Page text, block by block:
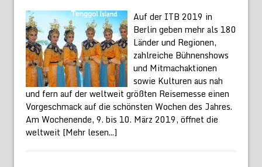
Auf der ITB 2019 in
Berlin geben mehr als 180
Länder und Regionen,
zahlreiche Bühnenshows
und Mitmachaktionen
sowie Kulturen aus nah
und fern auf der weltweit größten Reisemesse einen
Vorgeschmack auf die schönsten Wochen des Jahres.
Am Wochenende, 9. bis 10. März 2019, öffnet die
weltweit [Mehr lesen...]